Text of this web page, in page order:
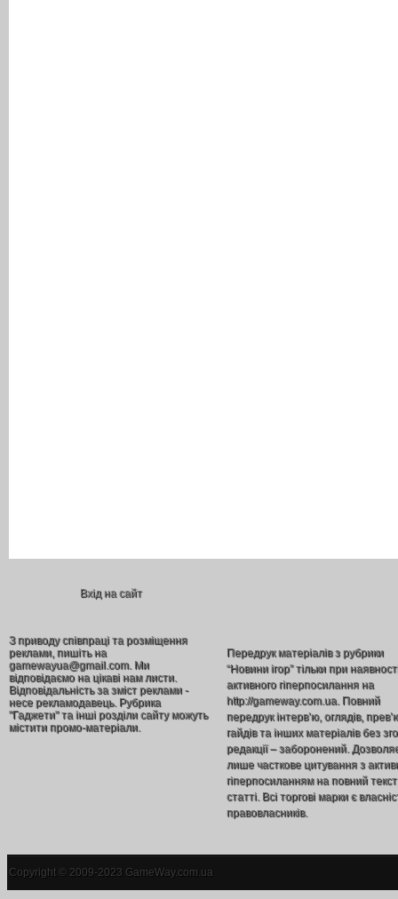
Вхід на сайт
З приводу співпраці та розміщення
реклами, пишіть на
gamewayua@gmail.com. Ми
відповідаємо на цікаві нам листи.
Відповідальність за зміст реклами -
несе рекламодавець. Рубрика
"Гаджети" та інші розділи сайту можуть
містити промо-матеріали.
Передрук матеріалів з рубрики
“Новини ігор” тільки при
активного гіперпосилання на
http://gameway.com.ua. Повний
передрук інтерв’ю, оглядів,
гайдів та інших матеріалів без
редакції – заборонений.
лише часткове цитування з
гіперпосиланням на повний текст
статті. Всі торгові марки є
правовласників.
Copyright © 2009-2023 GameWay.com.ua